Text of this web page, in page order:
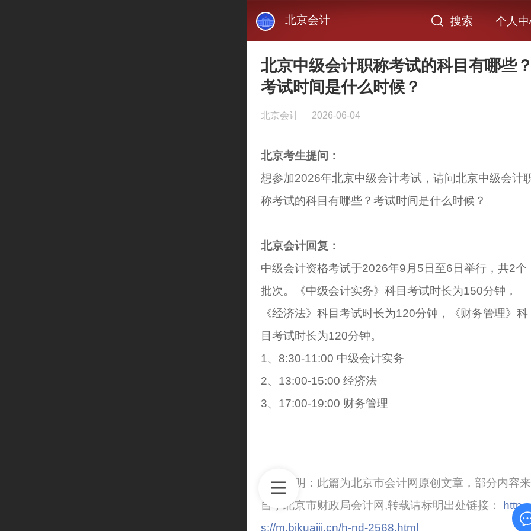
北京会计 搜索 个人
北京中级会计职称考试的科目有哪些？
考试时间是什么时候？
北京会计 2026-06-04
北京考生提问：
想参加2026年北京中级会计考试，请问北京中级会计
称考试的科目有哪些？考试时间是什么时候？
北京会计回复：
中级会计资格考试于2026年9月5日至6日举行，共2个
批次。《中级会计实务》科目考试时长为150分钟，
《经济法》科目考试时长为120分钟，《财务管理》科
目考试时长为120分钟。
1、8:30-11:00 中级会计实务
2、13:00-15:00 经济法
3、17:00-19:00 财务管理
原创声明：此篇为北京市会计网原创文章，部分内容来
自于北京市财政局会计网,转载请标明出处链接：
http
s://m.bjkuaiji.cn/h-nd-2568.html